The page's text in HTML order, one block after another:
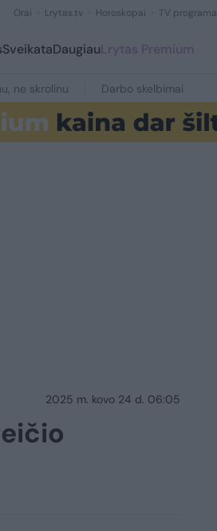
Orai Lrytas.tv Horoskopai TV programa
SveikataDaugiauLrytas Premium
ne skrolinu Darbo skelbimai
2025 m. kovo 24 d. 06:05